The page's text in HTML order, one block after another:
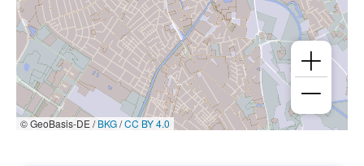
© GeoBasis-DE /BKG/CC BY 4.0